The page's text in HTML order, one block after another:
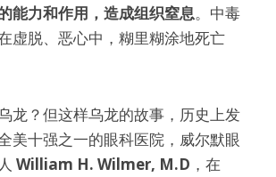
能力和作用，造成组织窒息。中毒
虚脱、恶心中，糊里糊涂地死亡
龙？但这样乌龙的故事，历史上发
美十强之一的眼科医院，威尔默眼
William H. Wilmer, M.D ，在